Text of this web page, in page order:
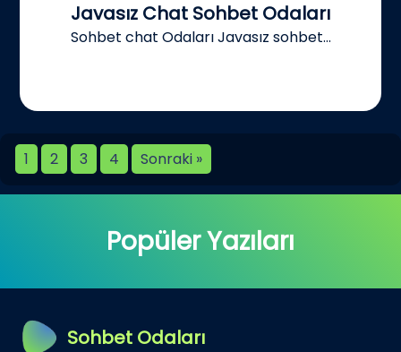
Javasız Chat Sohbet Odaları
Sohbet chat Odaları Javasız sohbet...
1 2 3 4 Sonraki »
Popüler Yazıları
Sohbet Odaları